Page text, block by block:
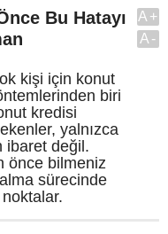
Bu Hatayı
kişi için konut
biri
kredisi
yalnızca
ibaret değil.
önce bilmeniz
sürecinde
A+
A-